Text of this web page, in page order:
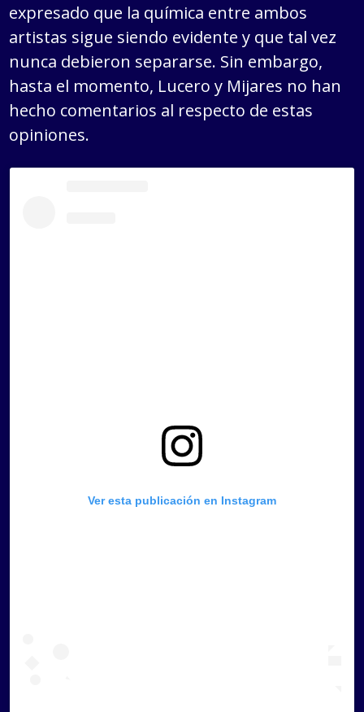
expresado que la química entre ambos
artistas sigue siendo evidente y que tal vez
nunca debieron separarse. Sin embargo,
hasta el momento, Lucero y Mijares no han
hecho comentarios al respecto de estas
opiniones.
Ver esta publicación en Instagram